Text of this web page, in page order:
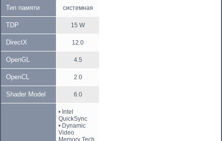
Тип памяти системная
TDP 15 W
DirectX 12.0
OpenGL 4.5
OpenCL 2.0
Shader Model 6.0
• Intel
QuickSync
• Dynamic
Video
Memory Tech.